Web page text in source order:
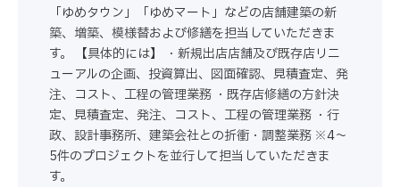
「ゆめタウン」「ゆめマート」などの店舗建築の新
築、増築、模様替および修繕を担当していただきま
す。 【具体的には】 ・新規出店店舗及び既存店リニ
ューアルの企画、投資算出、図面確認、見積査定、発
注、コスト、工程の管理業務 ・既存店修繕の方針決
定、見積査定、発注、コスト、工程の管理業務 ・行
政、設計事務所、建築会社との折衝・調整業務 ※4～
5件のプロジェクトを並行して担当していただきま
す。